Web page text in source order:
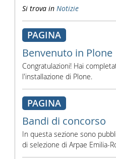
Si trova in Notizie
PAGINA
Benvenuto in Plone
Congratulazioni! Hai
l'installazione di Plone.
PAGINA
Bandi di concorso
In questa sezione sono
di selezione di Arpae Emilia-